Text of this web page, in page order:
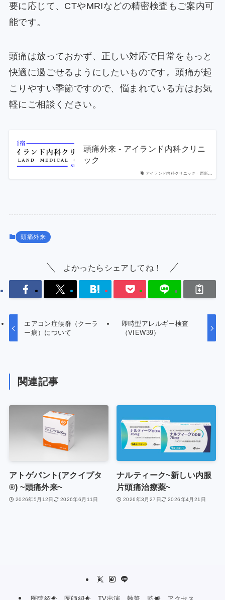
要に応じて、CTやMRIなどの精密検査もご案内可
能です。
頭痛は放っておかず、正しい対応で日常をもっと
快適に過ごせるようにしたいものです。頭痛が起
こりやすい季節ですので、悩まれている方はお気
軽にご相談ください。
アイランド内科クリニック - 西新...
頭痛外来 - アイランド内科クリニ
ック
頭痛外来
よかったらシェアしてね！
エアコン症候群（クーラ
ー病）について
即時型アレルギー検査
（VIEW39）
関連記事
アトゲパント(アクイプタ
®) ~頭痛外来~
2026年5月12日 2026年6月11日
ナルティーク~新しい内服
片頭痛治療薬~
2026年3月27日 2026年4月21日